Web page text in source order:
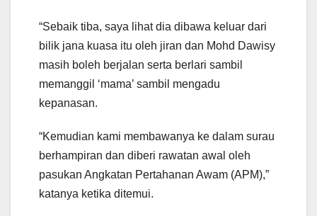
“Sebaik tiba, saya lihat dia dibawa keluar dari
bilik jana kuasa itu oleh jiran dan Mohd Dawisy
masih boleh berjalan serta berlari sambil
memanggil ‘mama’ sambil mengadu
kepanasan.
“Kemudian kami membawanya ke dalam surau
berhampiran dan diberi rawatan awal oleh
pasukan Angkatan Pertahanan Awam (APM),”
katanya ketika ditemui.